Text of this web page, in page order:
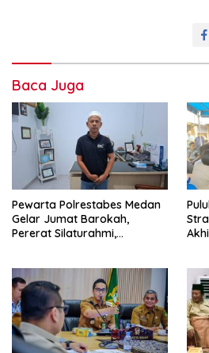
Baca Juga
Pewarta Polrestabes Medan
Gelar Jumat Barokah,
Pererat Silaturahmi,